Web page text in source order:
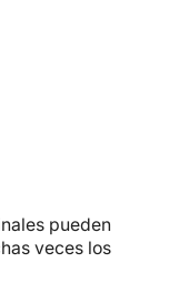
pueden
veces los